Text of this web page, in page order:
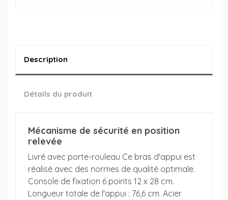
Description
Détails du produit
Mécanisme de sécurité en position
relevée
Livré avec porte-rouleau Ce bras d'appui est
réalisé avec des normes de qualité optimale.
Console de fixation 6 points 12 x 28 cm.
Longueur totale de l'appui : 76,6 cm. Acier